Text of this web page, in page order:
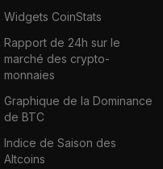
Widgets CoinStats
Rapport de 24h sur le
marché des crypto-
monnaies
Graphique de la Dominance
de BTC
Indice de Saison des
Altcoins